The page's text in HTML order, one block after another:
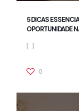
5 DICAS
OPORTUNIDADE
[…]
0